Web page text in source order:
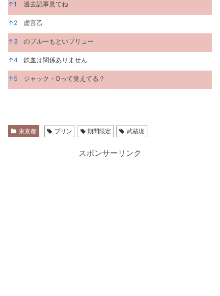
脚注
↑1 過去記事見てね
↑ 2 虚言乙
↑ 3 のブルーもといブリュー
↑4 鉄血は関係ありません
↑ 5 ジャック・Oって覚えてる？
東京都 プリン 期間限定 武蔵境
スポンサーリンク